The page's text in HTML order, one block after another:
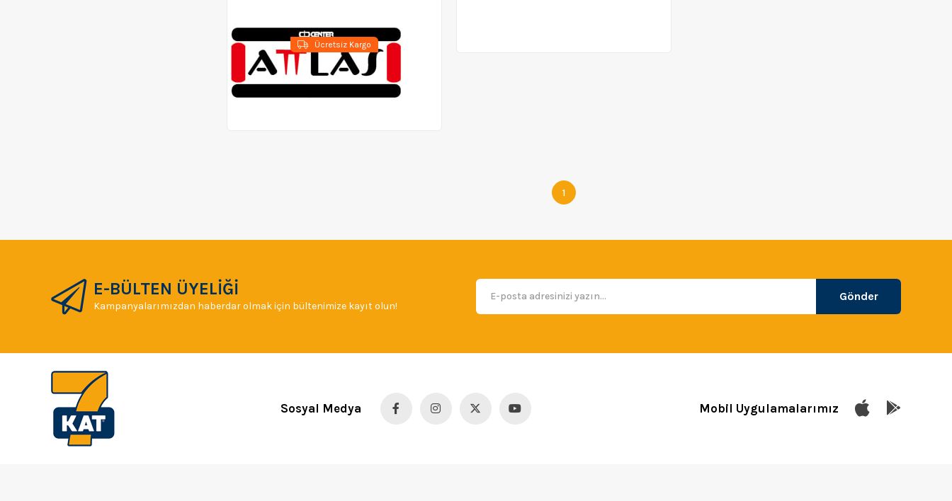
Ücretsiz Kargo
1
E-BÜLTEN ÜYELİĞİ
Kampanyalarımızdan haberdar olmak için bültenimize kayıt olun!
Gönder
Sosyal Medya Mobil Uygulamalarımız